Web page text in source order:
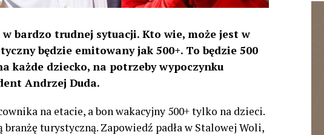
bardzo trudnej sytuacji. Kto wie, może jest w
będzie emitowany jak 500+. To będzie 500
każde dziecko, na potrzeby wypoczynku
Andrzej Duda.
na etacie, a bon wakacyjny 500+ tylko na dzieci.
turystyczną. Zapowiedź padła w Stalowej Woli,